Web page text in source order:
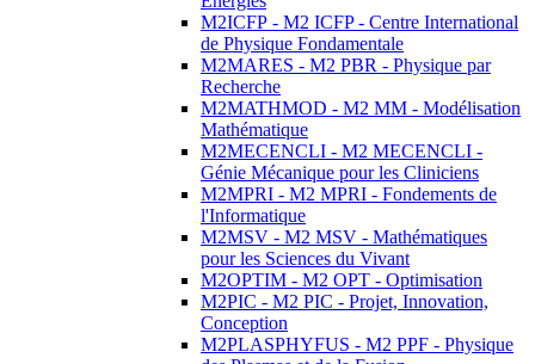
M2ICFP - M2 ICFP - Centre International
de Physique Fondamentale
M2MARES - M2 PBR - Physique par
Recherche
M2MATHMOD - M2 MM - Modélisation
Mathématique
M2MECENCLI - M2 MECENCLI -
Génie Mécanique pour les Cliniciens
M2MPRI - M2 MPRI - Fondements de
l'Informatique
M2MSV - M2 MSV - Mathématiques
pour les Sciences du Vivant
M2OPTIM - M2 OPT - Optimisation
M2PIC - M2 PIC - Projet, Innovation,
Conception
M2PLASPHYFUS - M2 PPF - Physique